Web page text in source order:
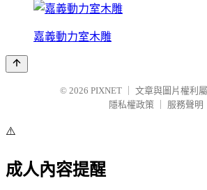
嘉義動力室木雕
© 2026 PIXNET
文章與圖片權利
隱私權政策
服務聲明
⚠️
成人內容提醒